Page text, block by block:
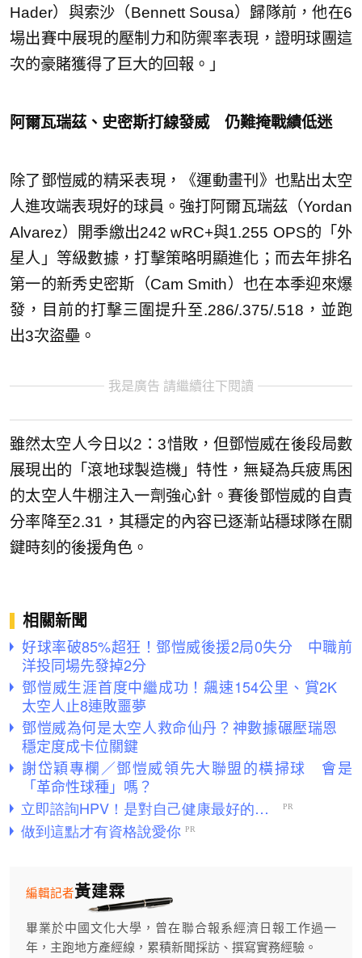
Hader）與索沙（Bennett Sousa）歸隊前，他在6
場出賽中展現的壓制力和防禦率表現，證明球團這
次的豪賭獲得了巨大的回報。」
阿爾瓦瑞茲、史密斯打線發威 仍難掩戰績低迷
除了鄧愷威的精采表現，《運動畫刊》也點出太空
人進攻端表現好的球員。強打阿爾瓦瑞茲（Yordan
Alvarez）開季繳出242 wRC+與1.255 OPS的「外
星人」等級數據，打擊策略明顯進化；而去年排名
第一的新秀史密斯（Cam Smith）也在本季迎來爆
發，目前的打擊三圍提升至.286/.375/.518，並跑
出3次盜壘。
我是廣告 請繼續往下閱讀
雖然太空人今日以2：3惜敗，但鄧愷威在後段局數
展現出的「滾地球製造機」特性，無疑為兵疲馬困
的太空人牛棚注入一劑強心針。賽後鄧愷威的自責
分率降至2.31，其穩定的內容已逐漸站穩球隊在關
鍵時刻的後援角色。
相關新聞
好球率破85%超狂！鄧愷威後援2局0失分 中職前
洋投同場先發掉2分
鄧愷威生涯首度中繼成功！飆速154公里、賞2K
太空人止8連敗噩夢
鄧愷威為何是太空人救命仙丹？神數據碾壓瑞恩
穩定度成卡位關鍵
謝岱穎專欄／鄧愷威領先大聯盟的橫掃球 會是
「革命性球種」嗎？
黃建霖
編輯記者
畢業於中國文化大學，曾在聯合報系經濟日報工作過一
年，主跑地方產經線，累積新聞採訪、撰寫實務經驗。